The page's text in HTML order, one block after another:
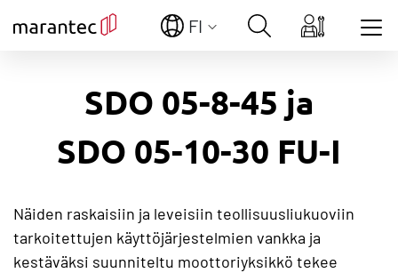
Don't show this message again
FI
SDO 05-8-45 ja
SDO 05-10-30 FU-I
Näiden raskaisiin ja leveisiin teollisuusliukuoviin
tarkoitettujen käyttöjärjestelmien vankka ja
kestäväksi suunniteltu moottoriyksikkö tekee